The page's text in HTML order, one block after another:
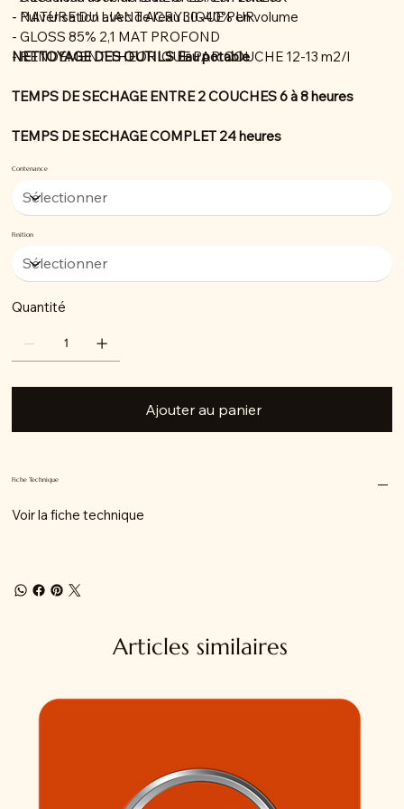
- NATURE DU LIANT ACRYLIQUE PUR
- GLOSS 85% 2,1 MAT PROFOND
- RENDEMENT THEORIQUE PAR COUCHE 12-13 m2/l
- Pulvérisation avec de l'eau 30-40% en volume
NETTOYAGE DES OUTILS Eau potable
TEMPS DE SECHAGE ENTRE 2 COUCHES 6 à 8 heures
TEMPS DE SECHAGE COMPLET 24 heures
Contenance
Finition
Quantité
Ajouter au panier
Fiche Technique
Voir la fiche technique
Articles similaires